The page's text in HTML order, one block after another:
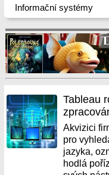
Informační systémy
Tableau
Akvizici
pro
jazyka,
hodlá